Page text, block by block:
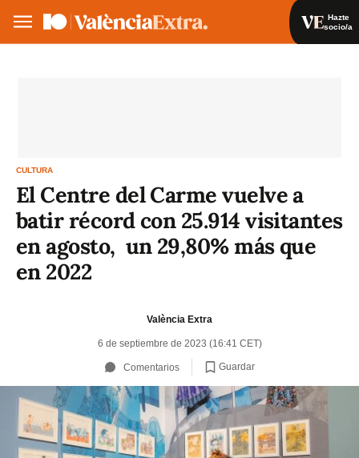
Hazte
socio/a
CULTURA
El Centre del Carme vuelve a
batir récord con 25.914 visitantes
en agosto, un 29,80% más que
en 2022
València Extra
6 de septiembre de 2023 (16:41 CET)
Comentarios Guardar